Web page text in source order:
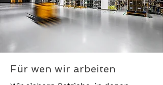
Für wen wir arbeiten